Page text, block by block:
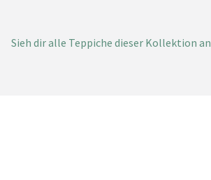
Sieh dir alle Teppiche dieser Kollektion an